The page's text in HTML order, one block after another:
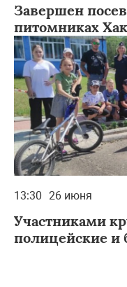
Завершен
питомниках
13:30 26 июня
Участниками
полицейские и